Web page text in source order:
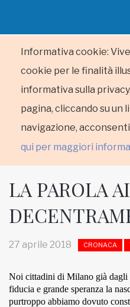
Informativa cookie:
cookie per le finalità
informativa sulla
pagina, cliccando su un
navigazione,
qui per maggiori
HOME
MUNICIPI
LA PAROLA
27 aprile 2018 CRONACA
Noi cittadini di Milano già dagli
fiducia e grande speranza la
purtroppo abbiamo dovuto